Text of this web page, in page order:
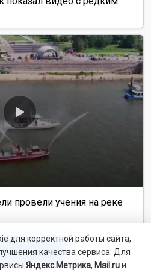
довольно скудный, так
надо ехать вглубь острова. В
Ланской заглянул из
техники, покупать
планшеты местного
можно приобрести в
но скажу со всей
поездкой делать это вообще
Alipay и переводите
что даже у самого
ананас через эту систему,
все. Но хочется
переводе из вашего банка
часов на 8», —